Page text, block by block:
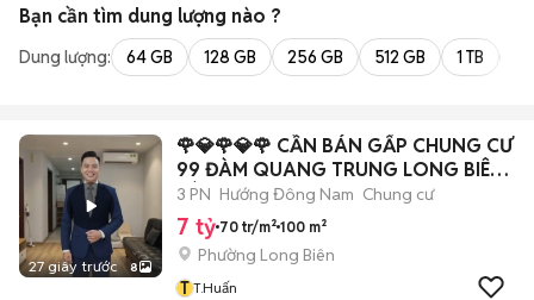
Bạn cần tìm dung lượng nào ?
Dung lượng: 64 GB 128 GB 256 GB 512 GB 1 TB
27 giây trước 8
🌹💎🌹💎🌹 CẦN BÁN GẤP CHUNG CƯ
99 ĐÀM QUANG TRUNG LONG BIÊN
HÀ NỘI
3 PN Hướng Đông Nam Chung cư
7 tỷ 70 tr/m² 100 m²
Phường Long Biên
T T.Huấn